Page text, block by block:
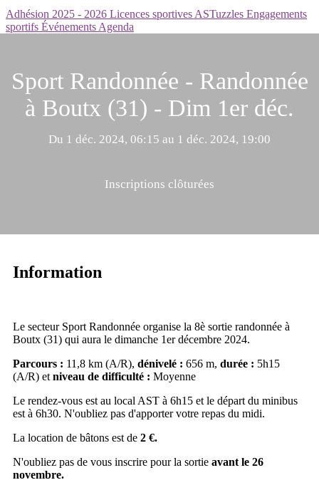
Adhésion 2025 - 2026 Licences sportives ASTuzzles Engagements
sportifs Événements Agenda
Sport Randonnée - Randonnée
à Boutx (31) - Dim 1er déc.
Du 1 déc. 2024, 06:15 au 1 déc. 2024, 19:00
Inscriptions clôturées
Information
Le secteur Sport Randonnée organise la 8è sortie randonnée à
Boutx (31) qui aura le dimanche 1er décembre 2024.
Parcours : 11,8 km (A/R), dénivelé : 656 m, durée : 5h15
(A/R) et niveau de difficulté : Moyenne
Le rendez-vous est au local AST à 6h15 et le départ du minibus
est à 6h30. N'oubliez pas d'apporter votre repas du midi.
La location de bâtons est de 2 €.
N'oubliez pas de vous inscrire pour la sortie avant le 26
novembre.